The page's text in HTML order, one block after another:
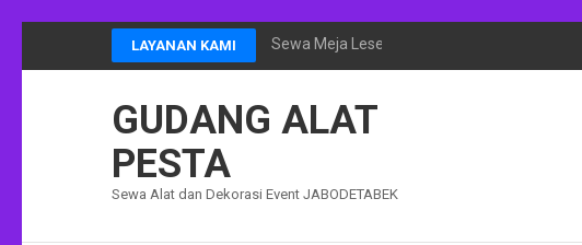
LAYANAN KAMI Sewa Meja Lesehan Event Ramadhan Jakarta
GUDANG ALAT
PESTA
Sewa Alat dan Dekorasi Event JABODETABEK